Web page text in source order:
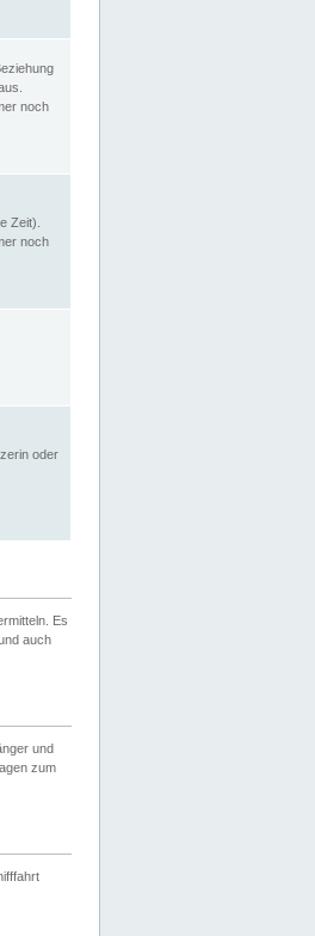
noch
Zeit).
noch
oder
Es
auch
und
zum